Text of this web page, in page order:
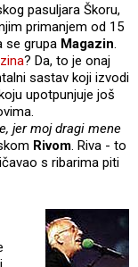
pasuljara Škoru,
primanjem od 15
se grupa Magazin.
? Da, to je onaj
sastav koji izvodi
upotpunjuje još
jer moj dragi mene
Rivom. Riva - to
s ribarima piti